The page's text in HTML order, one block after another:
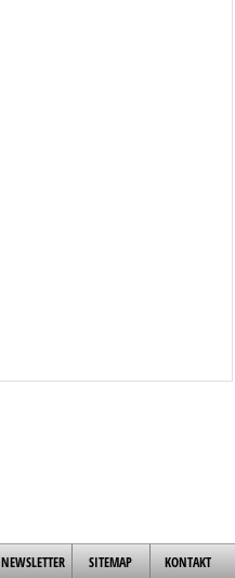
NEWSLETTER SITEMAP KONTAKT